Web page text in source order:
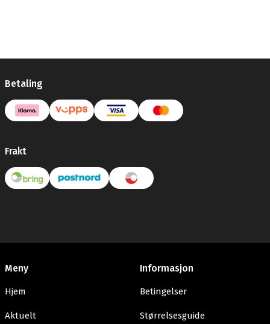
Betaling
Frakt
Meny
Hjem
Aktuelt
Informasjon
Betingelser
Størrelsesguide